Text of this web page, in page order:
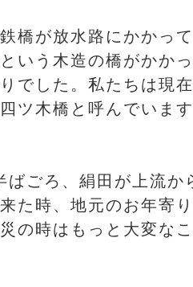
橋が放水路にかかっ
いう木造の橋がかか
でした。私たちは現
ツ木橋と呼んでいます
ばごろ、絹田が上流か
た時、地元のお年寄
の時はもっと大変な